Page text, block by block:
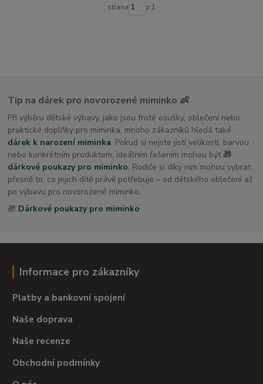
strana z 1
Tip na dárek pro novorozené miminko 👶
Při výběru dětské výbavy, jako jsou froté osušky, oblečení nebo
praktické doplňky pro miminka, mnoho zákazníků hledá také
dárek k narození miminka. Pokud si nejste jistí velikostí, barvou
nebo konkrétním produktem, ideálním řešením mohou být 🎁
dárkové poukazy pro miminko. Rodiče si díky nim mohou vybrat
přesně to, co jejich dítě právě potřebuje – od dětského oblečení až
po výbavu pro novorozené miminko.
🎁 Dárkové poukazy pro miminko
Informace pro zákazníky
Platby a bankovní spojení
Naše doprava
Naše recenze
Obchodní podmínky